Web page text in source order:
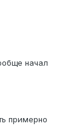
начал
примерно